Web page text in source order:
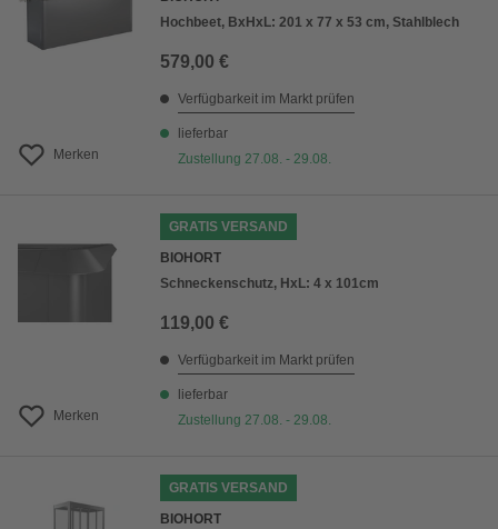
Merken
Hochbeet, BxHxL: 201 x 77 x 53 cm, Stahlblech
579,00 €
Verfügbarkeit im Markt prüfen
lieferbar
Zustellung 27.08. - 29.08.
Merken
GRATIS VERSAND
BIOHORT
Schneckenschutz, HxL: 4 x 101cm
119,00 €
Verfügbarkeit im Markt prüfen
lieferbar
Zustellung 27.08. - 29.08.
GRATIS VERSAND
BIOHORT